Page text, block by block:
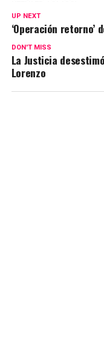
s
A
p
p
o
o
UP NEXT
‘Operación retorno’
DON'T MISS
La Justicia
Lorenzo